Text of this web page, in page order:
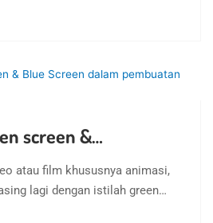
screen &…
atau film khususnya animasi,
lagi dengan istilah green…